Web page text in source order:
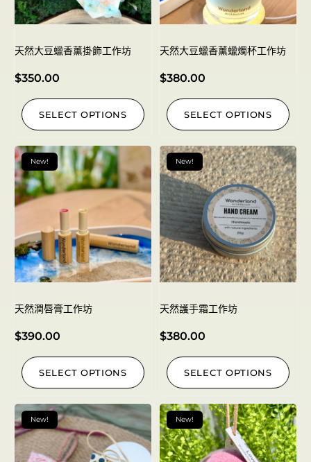
天然大豆蠟香薰掛飾工作坊
$350.00
SELECT OPTIONS
天然大豆蠟香薰蠟燭杯工作坊
$380.00
SELECT OPTIONS
New!
天然潤唇膏工作坊
$390.00
SELECT OPTIONS
New!
天然護手霜工作坊
$380.00
SELECT OPTIONS
New! New!